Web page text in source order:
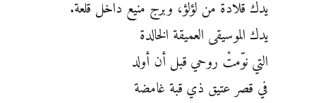
يدك قلادة من لؤلؤ، وبرج منيع داخل قلعة.
يدك الموسيقى العميقة الخالدة
التي نوّمتْ روحي قبل أن أولد
في قصر عتيق ذي قبة غامضة